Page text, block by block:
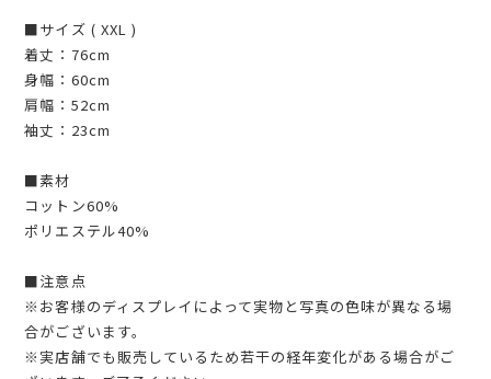
■サイズ ( XXL )
着丈：76cm
身幅：60cm
肩幅：52cm
袖丈：23cm
■素材
コットン60%
ポリエステル40%
■注意点
※お客様のディスプレイによって実物と写真の色味が異なる場
合がございます。
※実店舗でも販売しているため若干の経年変化がある場合がご